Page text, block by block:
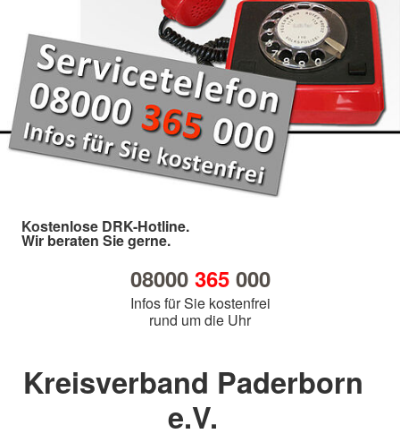
Kostenlose DRK-Hotline.
Wir beraten Sie gerne.
08000 365000
Infos für Sie kostenfrei
rund um die Uhr
Kreisverband Paderborn
e.V.